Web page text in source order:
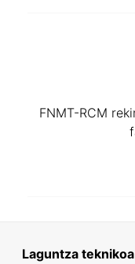
FNMT-RCM
Laguntza teknikoa